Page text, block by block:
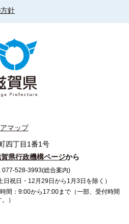
針
マップ
四丁目1番1号
県行政機構ページから
077-528-3993(総合案内)
祝日・12月29日から1月3日を除く）
間：9:00から17:00まで（一部、受付時間
）